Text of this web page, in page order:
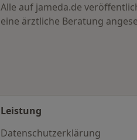
Alle auf jameda.de
eine ärztliche Beratung
Leistung
Datenschutzerklärung